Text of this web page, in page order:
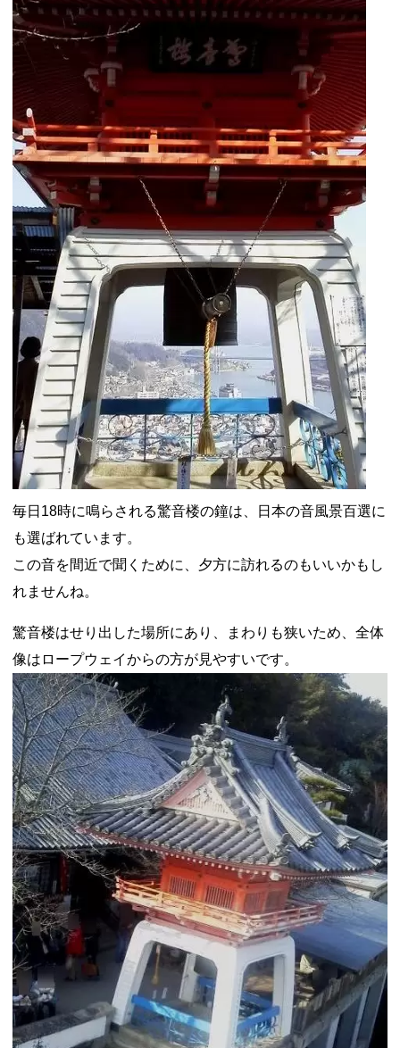
毎日18時に鳴らされる驚音楼の鐘は、日本の音風景百選に
も選ばれています。
この音を間近で聞くために、夕方に訪れるのもいいかもし
れませんね。
驚音楼はせり出した場所にあり、まわりも狭いため、全体
像はロープウェイからの方が見やすいです。